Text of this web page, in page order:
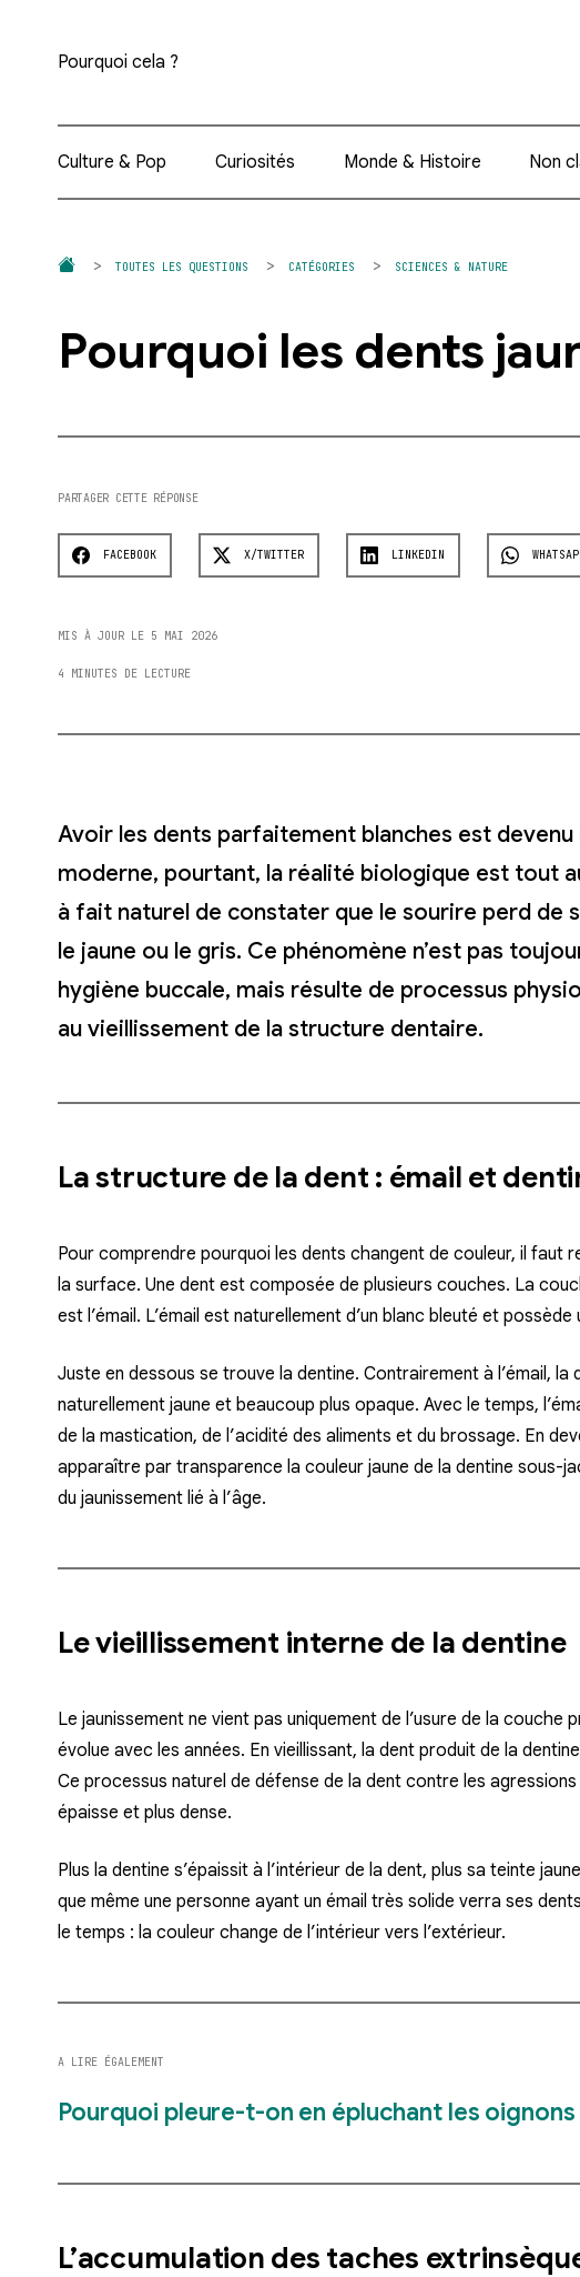
Pourquoi cela ?
Culture & Pop Curiosités Monde & Histoire Non
TOUTES LES QUESTIONS CATÉGORIES SCIENCES & NATURE
Pourquoi les dents
PARTAGER CETTE RÉPONSE
FACEBOOK X/TWITTER LINKEDIN
MIS À JOUR LE 5 MAI 2026
4 MINUTES DE LECTURE
Avoir les dents parfaitement blanches est
moderne, pourtant, la réalité biologique est tout
à fait naturel de constater que le sourire perd de
le jaune ou le gris. Ce phénomène n’est pas
hygiène buccale, mais résulte de processus
au vieillissement de la structure dentaire.
La structure de la dent : émail et
Pour comprendre pourquoi les dents changent de couleur, il faut
la surface. Une dent est composée de plusieurs couches. La
est l’émail. L’émail est naturellement d’un blanc bleuté et
Juste en dessous se trouve la dentine. Contrairement à l’émail, la
naturellement jaune et beaucoup plus opaque. Avec le temps,
de la mastication, de l’acidité des aliments et du brossage. En
apparaître par transparence la couleur jaune de la dentine sous-
du jaunissement lié à l’âge.
Le vieillissement interne de la dentine
Le jaunissement ne vient pas uniquement de l’usure de la
évolue avec les années. En vieillissant, la dent produit de la
Ce processus naturel de défense de la dent contre les
épaisse et plus dense.
Plus la dentine s’épaissit à l’intérieur de la dent, plus sa teinte
que même une personne ayant un émail très solide verra ses
le temps : la couleur change de l’intérieur vers l’extérieur.
A LIRE ÉGALEMENT
Pourquoi pleure-t-on en épluchant les oignons
L’accumulation des taches